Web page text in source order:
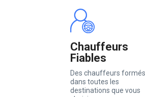
Chauffeurs
Fiables
Des chauffeurs formés
dans toutes les
destinations que vous